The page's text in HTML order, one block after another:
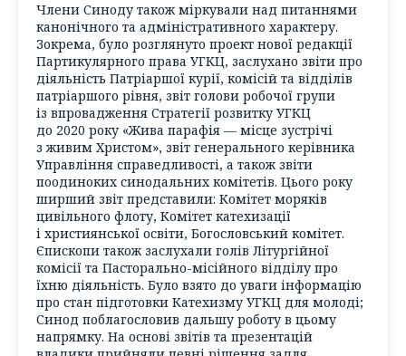
Члени Синоду також міркували над питаннями
канонічного та адміністративного характеру.
Зокрема, було розглянуто проект нової редакції
Партикулярного права УГКЦ, заслухано звіти про
діяльність Патріаршої курії, комісій та відділів
патріаршого рівня, звіт голови робочої групи
із впровадження Стратегії розвитку УГКЦ
до 2020 року «Жива парафія — місце зустрічі
з живим Христом», звіт генерального керівника
Управління справедливості, а також звіти
поодиноких синодальних комітетів. Цього року
ширший звіт представили: Комітет моряків
цивільного флоту, Комітет катехизації
і християнської освіти, Богословський комітет.
Єпископи також заслухали голів Літургійної
комісії та Пасторально-місійного відділу про
їхню діяльність. Було взято до уваги інформацію
про стан підготовки Катехизму УГКЦ для молоді;
Синод поблагословив дальшу роботу в цьому
напрямку. На основі звітів та презентацій